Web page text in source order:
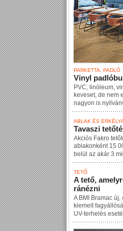
PARKETTA, PADLÓ
Vinyl
PVC, linóleum,
keveset, de nem
nagyon is
ABLAK ÉS
Tavaszi
Akciós Fakro
ablakonként 15
belül az akár 3
TETŐ
A tető,
ránézni
A BMI Bramac
kiemelt
UV-terhelés